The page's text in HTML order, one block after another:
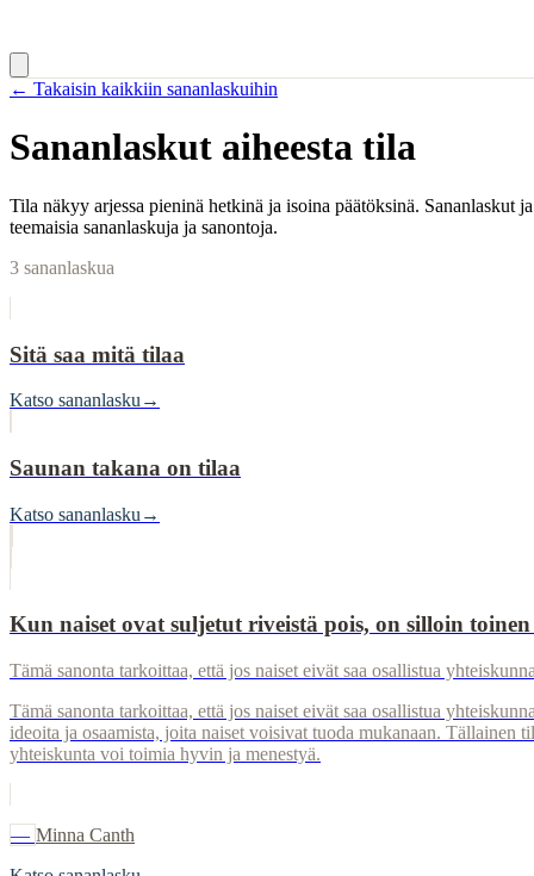
← Takaisin kaikkiin sananlaskuihin
Sananlaskut aiheesta tila
Tila näkyy arjessa pieninä hetkinä ja isoina päätöksinä. Sananlaskut
teemaisia sananlaskuja ja sanontoja.
3 sananlaskua
Sitä saa mitä tilaa
Katso sananlasku →
Saunan takana on tilaa
Katso sananlasku →
Kun naiset ovat suljetut riveistä pois, on silloin
Tämä sanonta tarkoittaa, että jos naiset eivät saa osallistua
Tämä sanonta tarkoittaa, että jos naiset eivät saa osallistua
ideoita ja osaamista, joita naiset voisivat tuoda mukanaan. Tällainen
yhteiskunta voi toimia hyvin ja menestyä.
— Minna Canth